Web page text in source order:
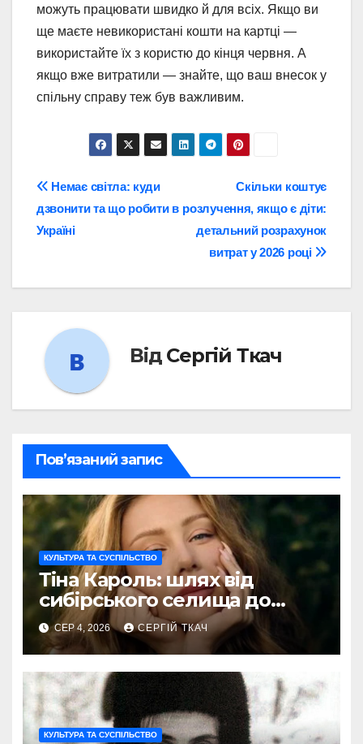
можуть працювати швидко й для всіх. Якщо ви
ще маєте невикористані кошти на картці —
використайте їх з користю до кінця червня. А
якщо вже витратили — знайте, що ваш внесок у
спільну справу теж був важливим.
Навігація
записів
Скільки коштує
розлучення, якщо є діти:
детальний розрахунок
витрат у 2026 році
Немає світла: куди
дзвонити та що робити в
Україні
Від Сергій Ткач
Пов’язаний запис
КУЛЬТУРА ТА СУСПІЛЬСТВО
Тіна Кароль: шлях від
сибірського селища до
голосу України
СЕР 4, 2026 СЕРГІЙ ТКАЧ
КУЛЬТУРА ТА СУСПІЛЬСТВО